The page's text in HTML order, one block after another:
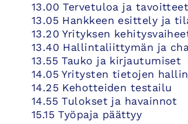
13.00 Tervetuloa ja tavoitteet
13.05 Hankkeen esittely ja
13.20 Yrityksen
13.40 Hallintaliittymän ja
13.55 Tauko ja kirjautumiset
14.05 Yritysten tietojen
14.25 Kehotteiden testailu
14.55 Tulokset ja havainnot
15.15 Työpaja päättyy